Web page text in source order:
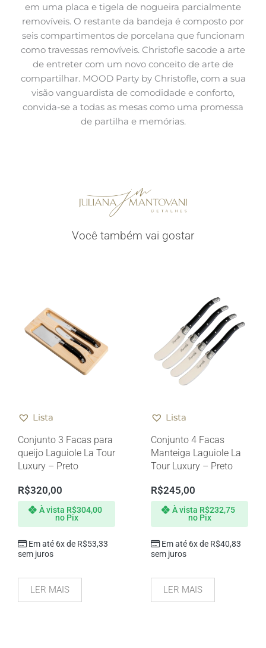
em uma placa e tigela de nogueira parcialmente
removíveis. O restante da bandeja é composto por
seis compartimentos de porcelana que funcionam
como travessas removíveis. Christofle sacode a arte
de entreter com um novo conceito de arte de
compartilhar. MOOD Party by Christofle, com a sua
visão vanguardista de comodidade e conforto,
convida-se a todas as mesas como uma promessa
de partilha e memórias.
Você também vai gostar
Lista
Conjunto 3 Facas para
queijo Laguiole La Tour
Luxury – Preto
R$320,00
Em até 6x de R$53,33
sem juros
À vista R$304,00
no Pix
LER MAIS
Lista
Conjunto 4 Facas
Manteiga Laguiole La
Tour Luxury – Preto
R$245,00
Em até 6x de R$40,83
sem juros
À vista R$232,75
no Pix
LER MAIS